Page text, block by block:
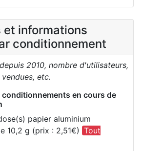
informations
conditionnement
2010, nombre d'utilisateurs,
etc.
conditionnements en cours de
papier aluminium
10,2 g (prix : 2,51€) Tout